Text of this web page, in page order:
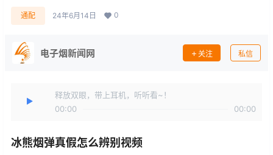
通配 24年6月14日 0
电子烟新闻网 关注 私信
释放双眼，带上耳机，听听看~！
00:00
00:00
冰熊烟弹真假怎么辨别视频